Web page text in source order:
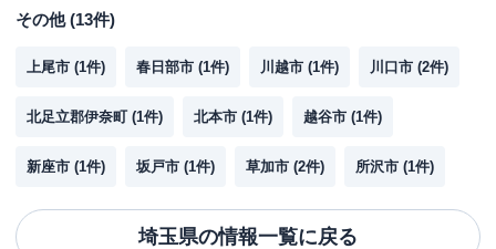
その他(13件)
上尾市 (1件) 春日部市 (1件) 川越市 (1件) 川口市 (2件)
北足立郡伊奈町 (1件) 北本市 (1件) 越谷市 (1件)
新座市 (1件) 坂戸市 (1件) 草加市 (2件) 所沢市 (1件)
埼玉県の情報一覧に戻る